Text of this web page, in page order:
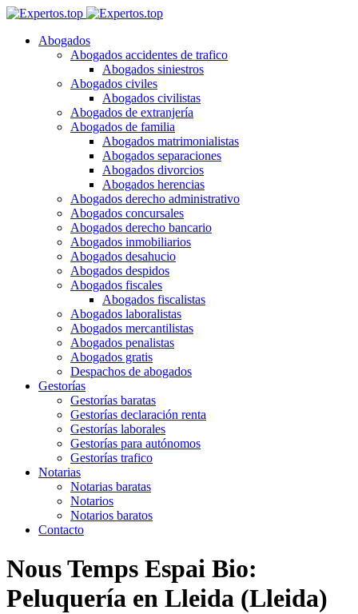
Abogados
Abogados accidentes de trafico
Abogados siniestros
Abogados civiles
Abogados civilistas
Abogados de extranjería
Abogados de familia
Abogados matrimonialistas
Abogados separaciones
Abogados divorcios
Abogados herencias
Abogados derecho administrativo
Abogados concursales
Abogados derecho bancario
Abogados inmobiliarios
Abogados desahucio
Abogados despidos
Abogados fiscales
Abogados fiscalistas
Abogados laboralistas
Abogados mercantilistas
Abogados penalistas
Abogados gratis
Despachos de abogados
Gestorías
Gestorías baratas
Gestorías declaración renta
Gestorías laborales
Gestorías para autónomos
Gestorías trafico
Notarias
Notarias baratas
Notarios
Notarios baratos
Contacto
Nous Temps Espai Bio:
Peluquería en Lleida (Lleida)